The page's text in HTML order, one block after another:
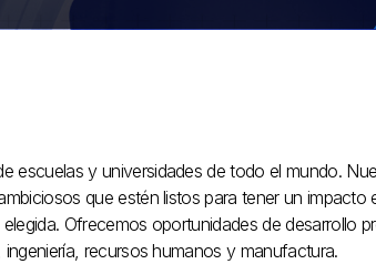
escuelas y universidades de todo el mundo.
que estén listos para tener un
Ofrecemos oportunidades de desarrollo
recursos humanos y manufactura.